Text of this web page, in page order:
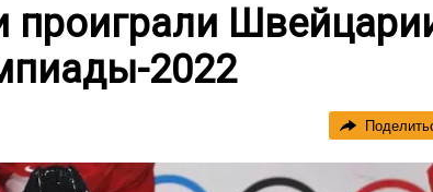
проиграли
2022